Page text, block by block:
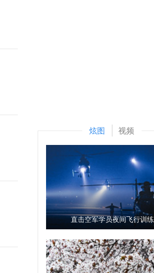
炫图 视频
直击空军学员夜间飞行训练